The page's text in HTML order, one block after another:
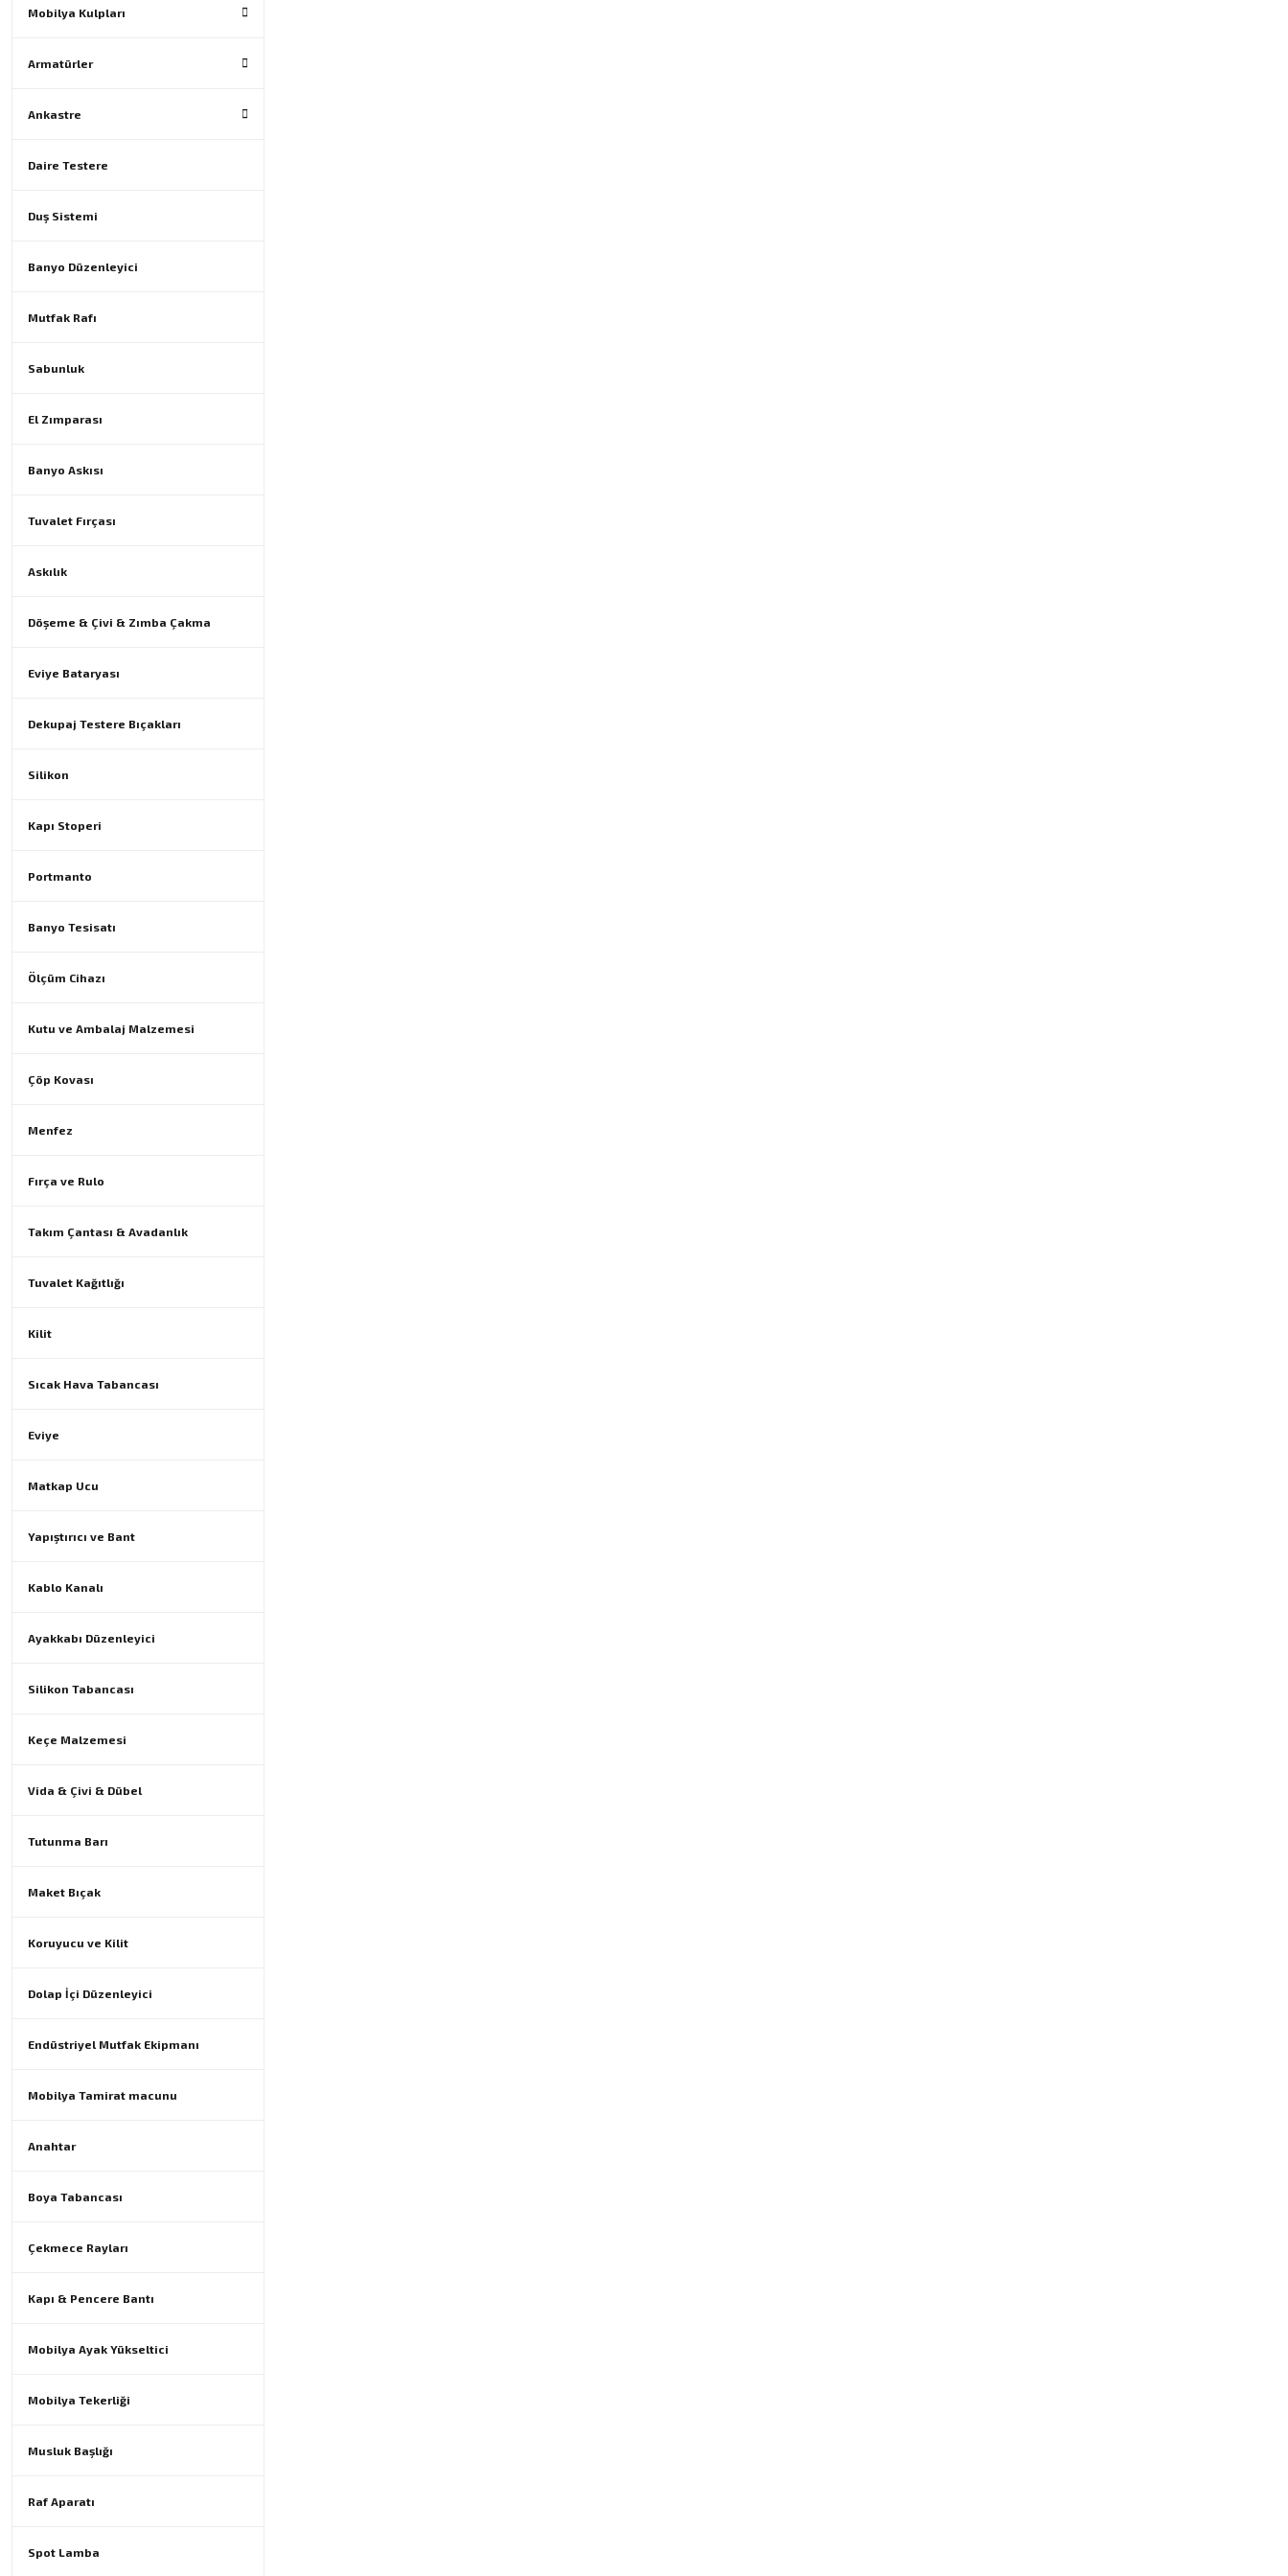
Mobilya Kulpları
Armatürler
Ankastre
Daire Testere
Duş Sistemi
Banyo Düzenleyici
Mutfak Rafı
Sabunluk
El Zımparası
Banyo Askısı
Tuvalet Fırçası
Askılık
Döşeme & Çivi & Zımba Çakma
Eviye Bataryası
Dekupaj Testere Bıçakları
Silikon
Kapı Stoperi
Portmanto
Banyo Tesisatı
Ölçüm Cihazı
Kutu ve Ambalaj Malzemesi
Çöp Kovası
Menfez
Fırça ve Rulo
Takım Çantası & Avadanlık
Tuvalet Kağıtlığı
Kilit
Sıcak Hava Tabancası
Eviye
Matkap Ucu
Yapıştırıcı ve Bant
Kablo Kanalı
Ayakkabı Düzenleyici
Silikon Tabancası
Keçe Malzemesi
Vida & Çivi & Dübel
Tutunma Barı
Maket Bıçak
Koruyucu ve Kilit
Dolap İçi Düzenleyici
Endüstriyel Mutfak Ekipmanı
Mobilya Tamirat macunu
Anahtar
Boya Tabancası
Çekmece Rayları
Kapı & Pencere Bantı
Mobilya Ayak Yükseltici
Mobilya Tekerliği
Musluk Başlığı
Raf Aparatı
Spot Lamba